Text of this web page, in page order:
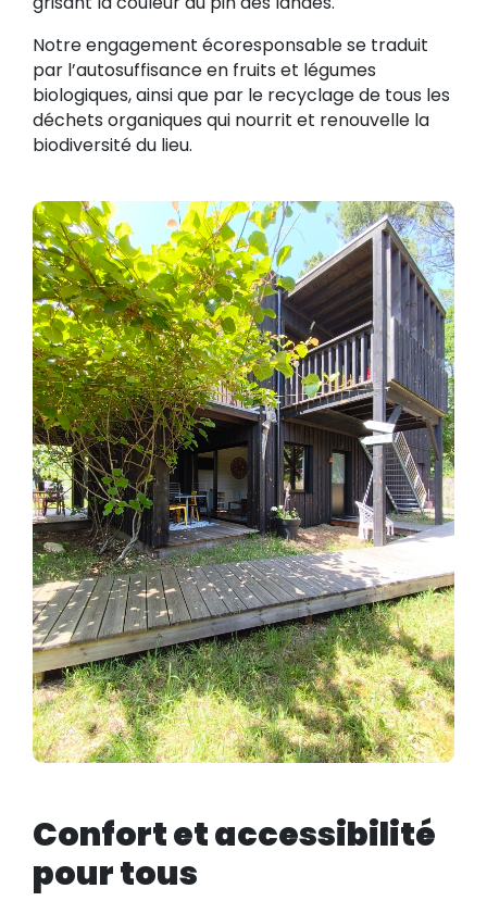
Notre engagement écoresponsable se traduit
par l’autosuffisance en fruits et légumes
biologiques, ainsi que par le recyclage de tous les
déchets organiques qui nourrit et renouvelle la
biodiversité du lieu.
Confort et accessibilité
pour tous